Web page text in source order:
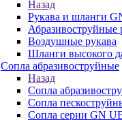
Назад
Рукава и шланги
Абразивоструйные
Воздушные рукава
Шланги высокого
Сопла абразивоструйные
Назад
Сопла
Сопла
Сопла серии GN